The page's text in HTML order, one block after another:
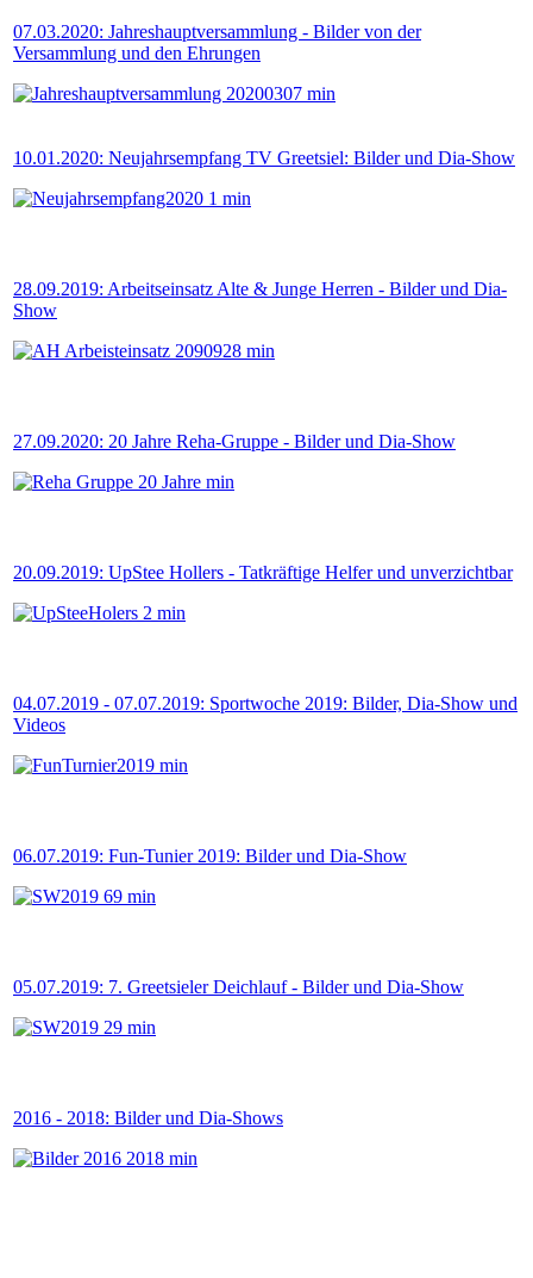
07.03.2020: Jahreshauptversammlung - Bilder von der
Versammlung und den Ehrungen
10.01.2020: Neujahrsempfang TV Greetsiel: Bilder und Dia-Show
28.09.2019: Arbeitseinsatz Alte & Junge Herren - Bilder und Dia-
Show
27.09.2020: 20 Jahre Reha-Gruppe - Bilder und Dia-Show
20.09.2019: UpStee Hollers - Tatkräftige Helfer und unverzichtbar
04.07.2019 - 07.07.2019: Sportwoche 2019: Bilder, Dia-Show und
Videos
06.07.2019: Fun-Tunier 2019: Bilder und Dia-Show
05.07.2019: 7. Greetsieler Deichlauf - Bilder und Dia-Show
2016 - 2018: Bilder und Dia-Shows